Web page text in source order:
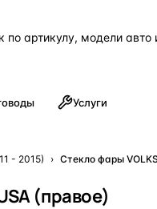
Услуги
- 2015) › Стекло фары
(правое)